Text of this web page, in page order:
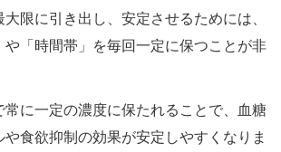
限に引き出し、安定させるためには、
や「時間帯」を毎回一定に保つことが非
常に一定の濃度に保たれることで、血糖
食欲抑制の効果が安定しやすくなりま